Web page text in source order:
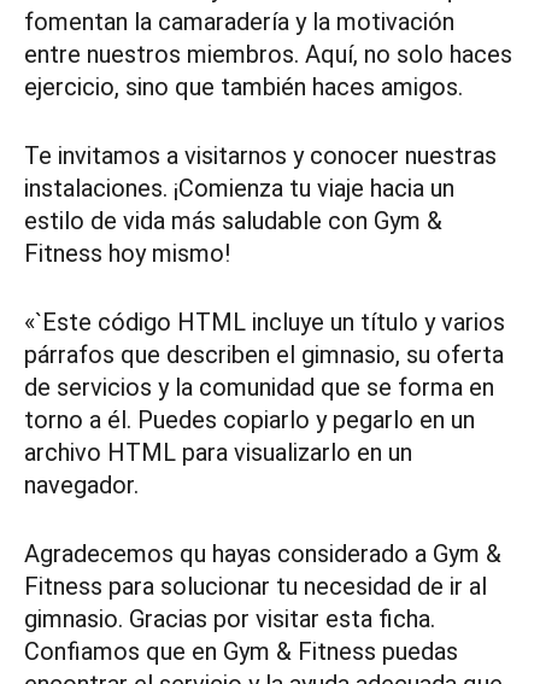
fomentan la camaradería y la motivación
entre nuestros miembros. Aquí, no solo haces
ejercicio, sino que también haces amigos.
Te invitamos a visitarnos y conocer nuestras
instalaciones. ¡Comienza tu viaje hacia un
estilo de vida más saludable con Gym &
Fitness hoy mismo!
«`Este código HTML incluye un título y varios
párrafos que describen el gimnasio, su oferta
de servicios y la comunidad que se forma en
torno a él. Puedes copiarlo y pegarlo en un
archivo HTML para visualizarlo en un
navegador.
Agradecemos qu hayas considerado a Gym &
Fitness para solucionar tu necesidad de ir al
gimnasio. Gracias por visitar esta ficha.
Confiamos que en Gym & Fitness puedas